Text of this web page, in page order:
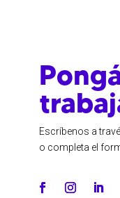
Escríbenos a
o completa el